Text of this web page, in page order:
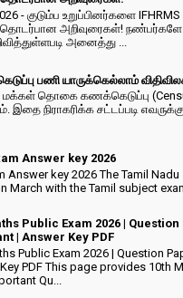
- குடும்ப உறுப்பினர்களை
அறிவுரைகள்! நண்பர்களே
அனைத்து ...
பணி யாருக்கெல்லாம்
மக்கள் தொகை கணக்கெடுப்பு
இதை நிராகரிக்க சட்டப்படி
Answer key 2026
Answer key 2026 The Tamil
March with the Tamil subject
Public Exam 2026 | Question
| Answer Key PDF
Public Exam 2026 | Question
PDF This page provides 10th
Qu...